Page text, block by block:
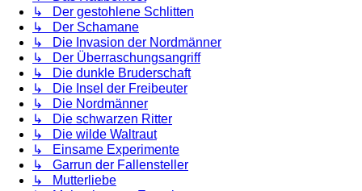
↳ Der gestohlene Schlitten
↳ Der Schamane
↳ Die Invasion der Nordmänner
↳ Der Überraschungsangriff
↳ Die dunkle Bruderschaft
↳ Die Insel der Freibeuter
↳ Die Nordmänner
↳ Die schwarzen Ritter
↳ Die wilde Waltraut
↳ Einsame Experimente
↳ Garrun der Fallensteller
↳ Mutterliebe